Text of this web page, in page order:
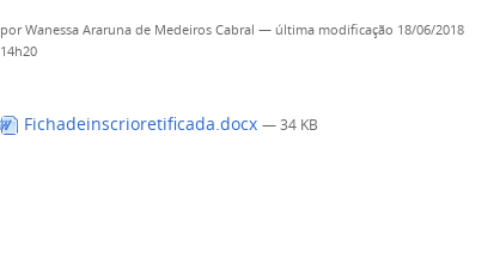
porWanessa Araruna de Medeiros Cabral — última modificação 18/06/2018
14h20
Fichadeinscrioretificada.docx— 34 KB